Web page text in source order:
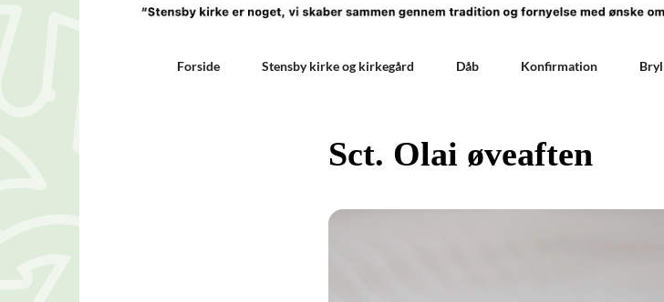
Forside Stensby kirke og kirkegård Dåb Konfirmation
Sct. Olai øveaften